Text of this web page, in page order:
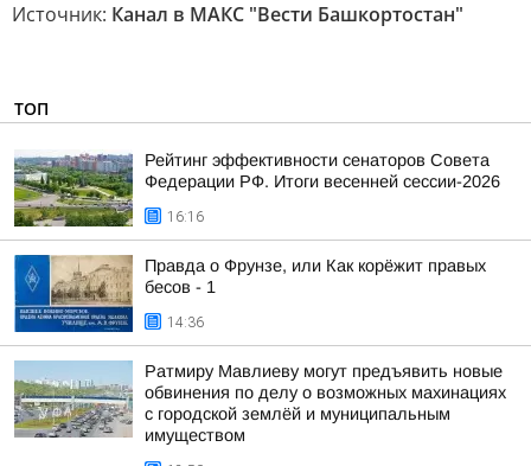
Источник: Канал в МАКС "Вести Башкортостан"
ТОП
Рейтинг эффективности сенаторов Совета
Федерации РФ. Итоги весенней сессии-2026
16:16
Правда о Фрунзе, или Как корёжит правых
бесов - 1
14:36
Ратмиру Мавлиеву могут предъявить новые
обвинения по делу о возможных махинациях
с городской землёй и муниципальным
имуществом